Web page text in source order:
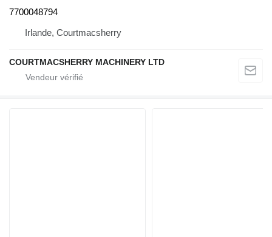
7700048794
Irlande, Courtmacsherry
COURTMACSHERRY MACHINERY LTD